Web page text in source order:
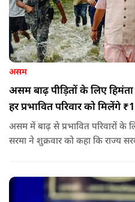
असम
असम बाढ़ पीड़ितों के लिए
हर प्रभावित परिवार को मिलेंगे
असम में बाढ़ से प्रभावित परिवारों के लिए के मुख्यमंत्री हिमंता बिस्वा
सरमा ने शुक्रवार को कहा कि राज्य